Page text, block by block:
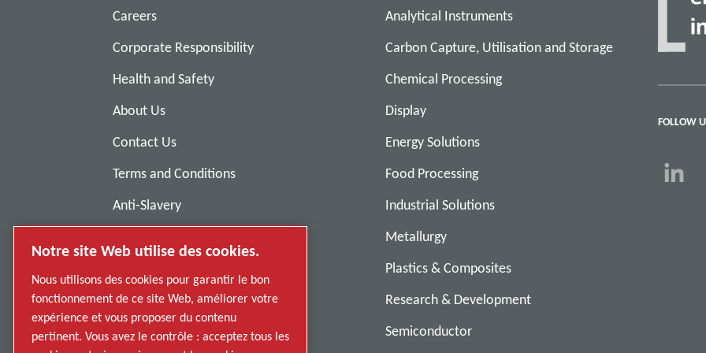
Careers
Corporate Responsibility
Health and Safety
About Us
Contact Us
Terms and Conditions
Anti-Slavery
Suppliers
Accessibility
Analytical Instruments
Carbon Capture, Utilisation and Storage
Chemical Processing
Display
Energy Solutions
Food Processing
Industrial Solutions
Metallurgy
Plastics & Composites
Research & Development
Semiconductor
FOLLOW
Notre site Web utilise des cookies.
Nous utilisons des cookies pour garantir le bon
fonctionnement de ce site Web, améliorer votre
expérience et vous proposer du contenu
pertinent. Vous avez le contrôle : acceptez tous les